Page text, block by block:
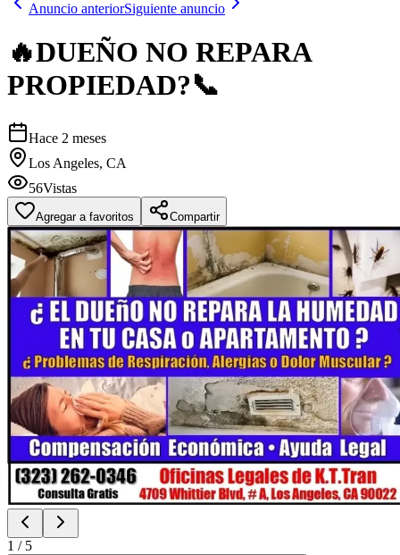
Anuncio anteriorSiguiente anuncio
🔥DUEÑO NO REPARA
PROPIEDAD?📞
Hace 2 meses
Los Angeles, CA
56Vistas
Agregar a favoritos Compartir
1 / 5